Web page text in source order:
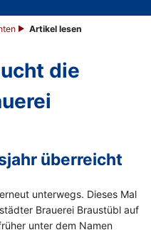
Artikel lesen
die
überreicht
unterwegs. Dieses Mal
Brauerei Braustübl auf
unter dem Namen